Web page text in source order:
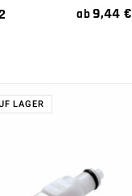
ab9,44€
LAGER